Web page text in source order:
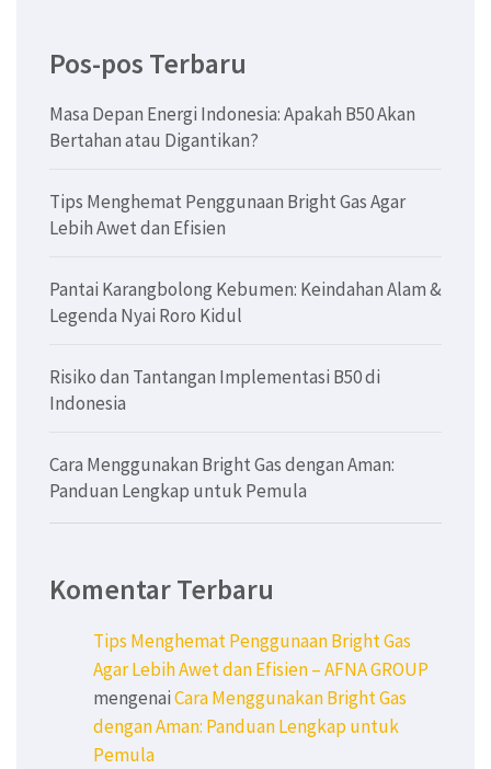
Pos-pos Terbaru
Masa Depan Energi Indonesia: Apakah B50 Akan
Bertahan atau Digantikan?
Tips Menghemat Penggunaan Bright Gas Agar
Lebih Awet dan Efisien
Pantai Karangbolong Kebumen: Keindahan Alam &
Legenda Nyai Roro Kidul
Risiko dan Tantangan Implementasi B50 di
Indonesia
Cara Menggunakan Bright Gas dengan Aman:
Panduan Lengkap untuk Pemula
Komentar Terbaru
Tips Menghemat Penggunaan Bright Gas
Agar Lebih Awet dan Efisien – AFNA GROUP
mengenaiCara Menggunakan Bright Gas
dengan Aman: Panduan Lengkap untuk
Pemula